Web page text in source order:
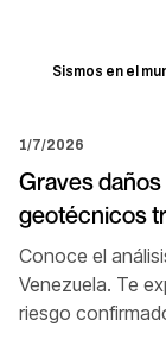
Sismos en el
1/7/2026
Graves
geotécnicos
Conoce el
Venezuela. Te
riesgo